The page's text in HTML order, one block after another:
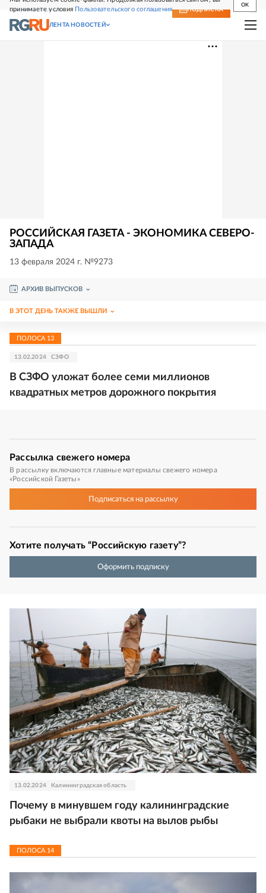
принимаете условия Пользовательского соглашения
OK
СВЕЖИЙ НОМЕР ПОДПИСКА
ЛЕНТА НОВОСТЕЙ
РОССИЙСКАЯ ГАЗЕТА - ЭКОНОМИКА СЕВЕРО-
ЗАПАДА
13 февраля 2024 г. №9273
АРХИВ ВЫПУСКОВ
В ЭТОТ ДЕНЬ ТАКЖЕ ВЫШЛИ
ПОЛОСА 13
13.02.2024 СЗФО
В СЗФО уложат более семи миллионов
квадратных метров дорожного покрытия
Рассылка свежего номера
В рассылку включаются главные материалы свежего номера
«Российской Газеты»
Подписатьсяна рассылку
Хотите получать “Российскую газету”?
Оформить подписку
13.02.2024 Калининградская область
Почему в минувшем году калининградские
рыбаки не выбрали квоты на вылов рыбы
ПОЛОСА 14